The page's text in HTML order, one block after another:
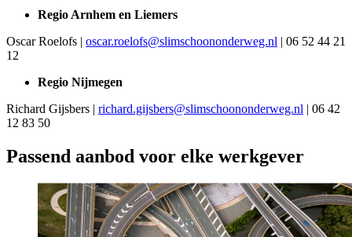
Regio Arnhem en Liemers
Oscar Roelofs | oscar.roelofs@slimschoononderweg.nl | 06 52 44 21
12
Regio Nijmegen
Richard Gijsbers | richard.gijsbers@slimschoononderweg.nl | 06 42
12 83 50
Passend aanbod voor elke werkgever